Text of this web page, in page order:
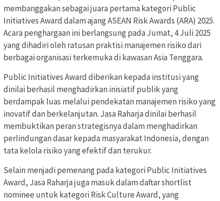
membanggakan sebagai juara pertama kategori Public
Initiatives Award dalam ajang ASEAN Risk Awards (ARA) 2025.
Acara penghargaan ini berlangsung pada Jumat, 4 Juli 2025
yang dihadiri oleh ratusan praktisi manajemen risiko dari
berbagai organisasi terkemuka di kawasan Asia Tenggara.
Public Initiatives Award diberikan kepada institusi yang
dinilai berhasil menghadirkan inisiatif publik yang
berdampak luas melalui pendekatan manajemen risiko yang
inovatif dan berkelanjutan. Jasa Raharja dinilai berhasil
membuktikan peran strategisnya dalam menghadirkan
perlindungan dasar kepada masyarakat Indonesia, dengan
tata kelola risiko yang efektif dan terukur.
Selain menjadi pemenang pada kategori Public Initiatives
Award, Jasa Raharja juga masuk dalam daftar shortlist
nominee untuk kategori Risk Culture Award, yang